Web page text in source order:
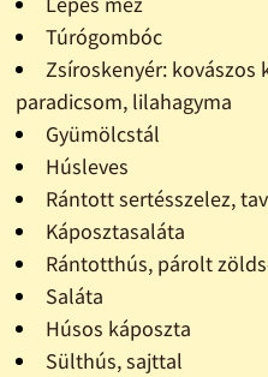
Túrógombóc
Zsíroskenyér: kovászos
paradicsom, lilahagyma
Gyümölcstál
Húsleves
Rántott sertésszelez,
Káposztasaláta
Rántotthús, párolt
Saláta
Húsos káposzta
Sülthús, sajttal